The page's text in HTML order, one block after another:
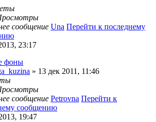
сообщение Una Перейти к последнему
23:17
фоны
» 13 дек 2011, 11:46
сообщение Petrovna Перейти к
сообщению
19:47